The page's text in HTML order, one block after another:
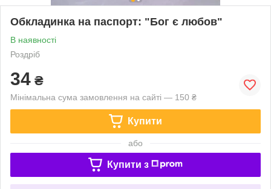
Обкладинка на паспорт: "Бог є любов"
В наявності
Роздріб
34 ₴
Мінімальна сума замовлення на сайті — 150 ₴
Купити
або
Купити з